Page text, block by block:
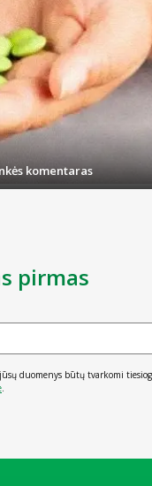
komentaras
pirmas
duomenys būtų tvarkomi